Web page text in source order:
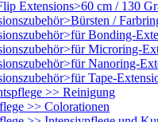
Extensions>60 cm / 130
/
Bonding-
Microring-
Nanoring-
Tape-
>> Reinigung
>> Colorationen